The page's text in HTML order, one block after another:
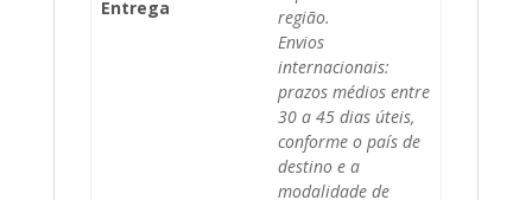
Entrega
região.
Envios
internacionais:
prazos médios entre
30 a 45 dias úteis,
conforme o país de
destino e a
modalidade de